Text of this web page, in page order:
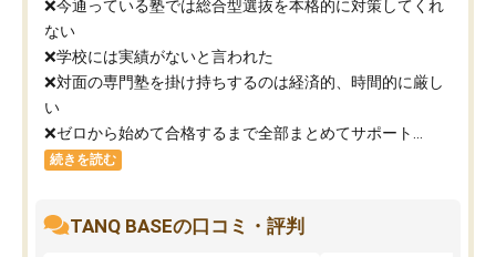
❌今通っている塾では総合型選抜を本格的に対策してくれ
ない
❌学校には実績がないと言われた
❌対面の専門塾を掛け持ちするのは経済的、時間的に厳し
い
❌ゼロから始めて合格するまで全部まとめてサポート...
続きを読む
TANQ BASEの口コミ・評判